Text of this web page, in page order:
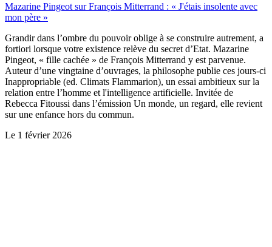
Mazarine Pingeot sur François Mitterrand : « J'étais insolente avec
mon père »
Grandir dans l’ombre du pouvoir oblige à se construire autrement, a
fortiori lorsque votre existence relève du secret d’Etat. Mazarine
Pingeot, « fille cachée » de François Mitterrand y est parvenue.
Auteur d’une vingtaine d’ouvrages, la philosophe publie ces jours-ci
Inappropriable (ed. Climats Flammarion), un essai ambitieux sur la
relation entre l’homme et l'intelligence artificielle. Invitée de
Rebecca Fitoussi dans l’émission Un monde, un regard, elle revient
sur une enfance hors du commun.
Le 1 février 2026